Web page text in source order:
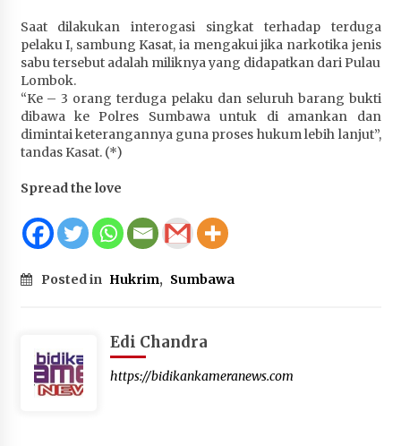
Saat dilakukan interogasi singkat terhadap terduga
pelaku I, sambung Kasat, ia mengakui jika narkotika jenis
sabu tersebut adalah miliknya yang didapatkan dari Pulau
Lombok.
“Ke – 3 orang terduga pelaku dan seluruh barang bukti
dibawa ke Polres Sumbawa untuk di amankan dan
dimintai keterangannya guna proses hukum lebih lanjut”,
tandas Kasat. (*)
Spread the love
Posted in Hukrim, Sumbawa
Edi Chandra
https://bidikankameranews.com